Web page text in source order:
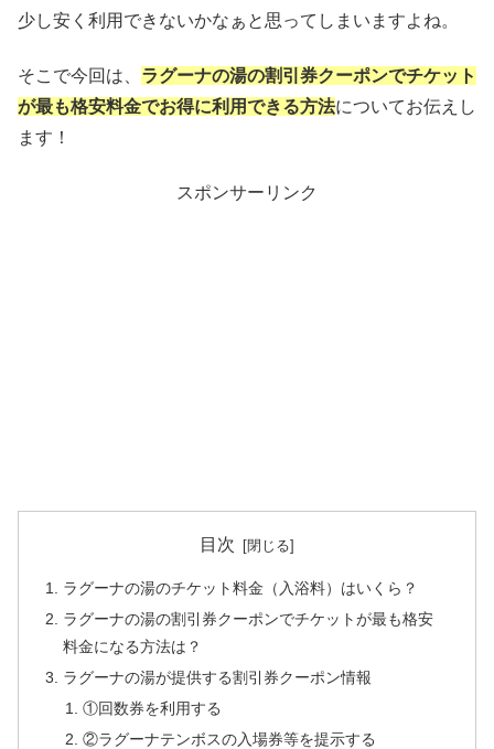
少し安く利用できないかなぁと思ってしまいますよね。
そこで今回は、 ラグーナの湯の割引券クーポンでチケット
が最も格安料金でお得に利用できる方法についてお伝えし
ます！
スポンサーリンク
目次
ラグーナの湯のチケット料金（入浴料）はいくら？
ラグーナの湯の割引券クーポンでチケットが最も格安
料金になる方法は？
ラグーナの湯が提供する割引券クーポン情報
①回数券を利用する
②ラグーナテンボスの入場券等を提示する